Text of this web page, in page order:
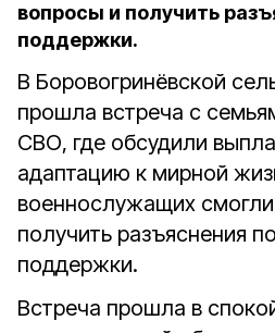
вопросы и получить
поддержки.
В Боровогринёвской
прошла встреча с
СВО, где обсудили
адаптацию к мирной
военнослужащих
получить разъяснения
поддержки.
Встреча прошла в